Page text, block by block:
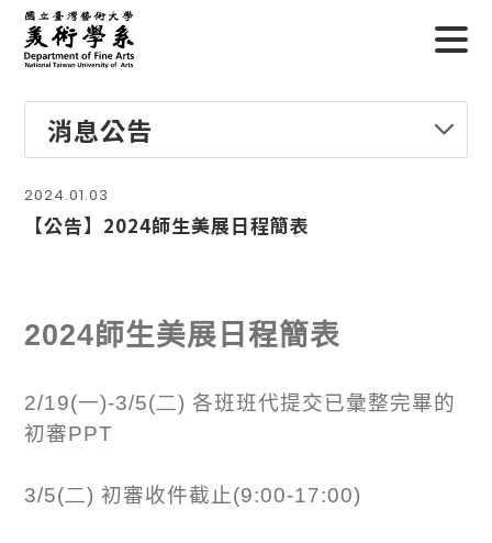
消息公告
2024.01.03
【公告】2024師生美展日程簡表
2024師生美展日程簡表
2/19(一)-3/5(二)各班班代提交已彙整完畢的
初審PPT
3/5(二) 初審收件截止(9:00-17:00)